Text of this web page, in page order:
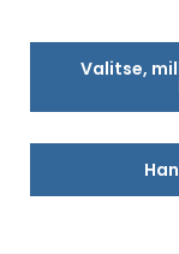
Valitse,